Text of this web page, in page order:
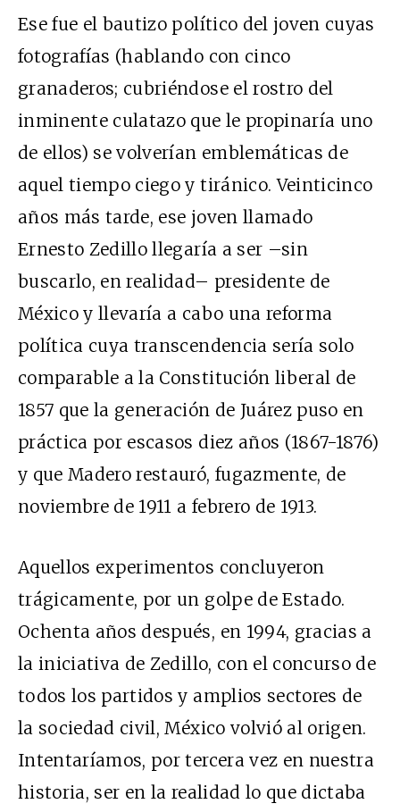
Ese fue el bautizo político del joven cuyas
fotografías (hablando con cinco
granaderos; cubriéndose el rostro del
inminente culatazo que le propinaría uno
de ellos) se volverían emblemáticas de
aquel tiempo ciego y tiránico. Veinticinco
años más tarde, ese joven llamado
Ernesto Zedillo llegaría a ser –sin
buscarlo, en realidad– presidente de
México y llevaría a cabo una reforma
política cuya transcendencia sería solo
comparable a la Constitución liberal de
1857 que la generación de Juárez puso en
práctica por escasos diez años (1867-1876)
y que Madero restauró, fugazmente, de
noviembre de 1911 a febrero de 1913.
Aquellos experimentos concluyeron
trágicamente, por un golpe de Estado.
Ochenta años después, en 1994, gracias a
la iniciativa de Zedillo, con el concurso de
todos los partidos y amplios sectores de
la sociedad civil, México volvió al origen.
Intentaríamos, por tercera vez en nuestra
historia, ser en la realidad lo que dictaba